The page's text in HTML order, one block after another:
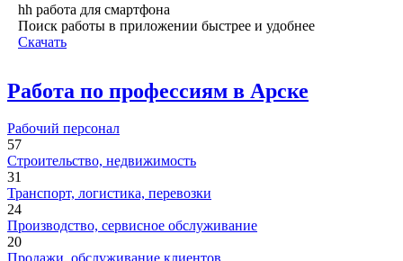
hh работа для смартфона
Поиск работы в приложении быстрее и удобнее
Скачать
Работа по профессиям в Арске
Рабочий персонал
57
Строительство, недвижимость
31
Транспорт, логистика, перевозки
24
Производство, сервисное обслуживание
20